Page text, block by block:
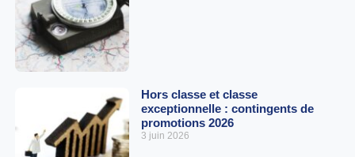
Hors classe et classe
exceptionnelle : contingents de
promotions 2026
3 juin 2026